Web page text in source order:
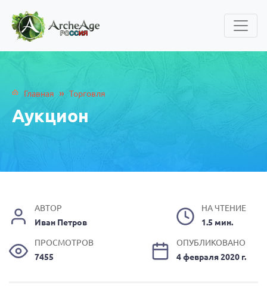
Главная » Торговля
Аукцион
АВТОР
Иван Петров
НА ЧТЕНИЕ
1.5 мин.
ПРОСМОТРОВ
7455
ОПУБЛИКОВАНО
4 февраля 2020 г.